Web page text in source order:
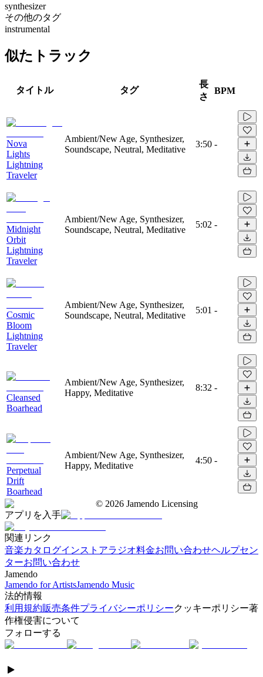
synthesizer
その他のタグ
instrumental
似たトラック
タイトル タグ
長
さ
BPM
Nova
Lights
Lightning
Traveler
Ambient/New Age, Synthesizer,
Soundscape, Neutral, Meditative
3:50 -
Midnight
Orbit
Lightning
Traveler
Ambient/New Age, Synthesizer,
Soundscape, Neutral, Meditative
5:02 -
Cosmic
Bloom
Lightning
Traveler
Ambient/New Age, Synthesizer,
Soundscape, Neutral, Meditative
5:01 -
Cleansed
Boarhead
Ambient/New Age, Synthesizer,
Happy, Meditative
8:32 -
Perpetual
Drift
Boarhead
Ambient/New Age, Synthesizer,
Happy, Meditative
4:50 -
© 2026 Jamendo Licensing
アプリを入手
関連リンク
音楽カタログインストアラジオ料金お問い合わせヘルプセン
ターお問い合わせ
Jamendo
Jamendo for ArtistsJamendo Music
法的情報
利用規約販売条件プライバシーポリシークッキーポリシー著
作権侵害について
フォローする